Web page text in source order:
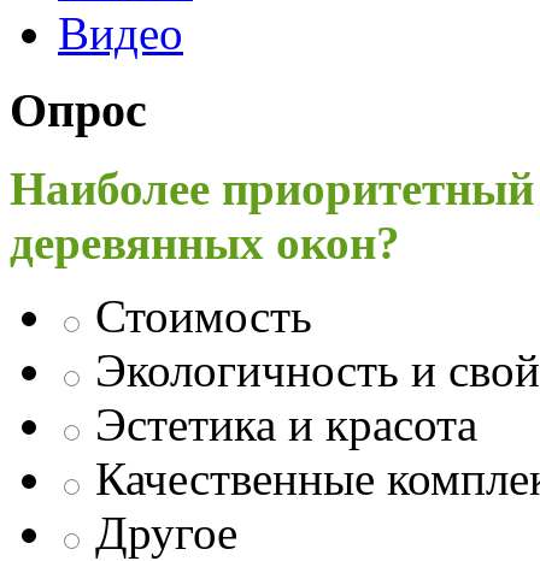
Видео
Опрос
Наиболее
деревянных окон?
Стоимость
Экологичность и
Эстетика и красота
Качественные
Другое